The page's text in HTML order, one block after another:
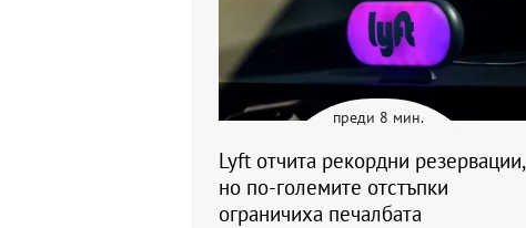
преди 8 мин.
Lyft отчита рекордни резервации,
но по-големите отстъпки
ограничиха печалбата